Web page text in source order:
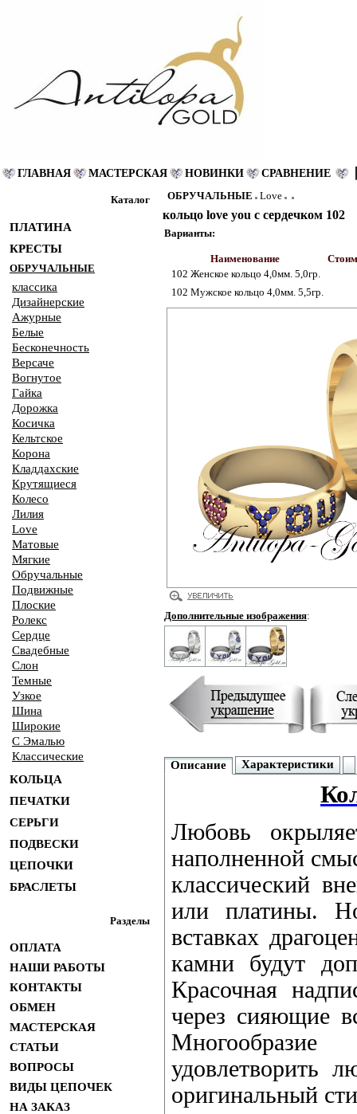
ГЛАВНАЯ МАСТЕРСКАЯ НОВИНКИ СРАВНЕНИЕ
Каталог
ПЛАТИНА
КРЕСТЫ
ОБРУЧАЛЬНЫЕ
классика
Дизайнерские
Ажурные
Белые
Бесконечность
Версаче
Вогнутое
Гайка
Дорожка
Косичка
Кельтское
Корона
Кладдахские
Крутящиеся
Колесо
Лилия
Love
Матовые
Мягкие
Обручальные
Подвижные
Плоские
Ролекс
Сердце
Свадебные
Слон
Темные
Узкое
Шина
Широкие
С Эмалью
Классические
КОЛЬЦА
ПЕЧАТКИ
СЕРЬГИ
ПОДВЕСКИ
ЦЕПОЧКИ
БРАСЛЕТЫ
Разделы
ОПЛАТА
НАШИ РАБОТЫ
КОНТАКТЫ
ОБМЕН
МАСТЕРСКАЯ
СТАТЬИ
ВОПРОСЫ
ВИДЫ ЦЕПОЧЕК
НА ЗАКАЗ
ОБРУЧАЛЬНЫЕ Love
кольцо love you с сердечком 102
Варианты:
Наименование
102 Женское кольцо 4,0мм. 5,0гр.
102 Мужское кольцо 4,0мм. 5,5гр.
Дополнительные изображения:
Описание Характеристики
Любовь
наполненной
классический
или платины.
вставках
камни будут
Красочная
через сияющие
удовлетворить
оригинальный